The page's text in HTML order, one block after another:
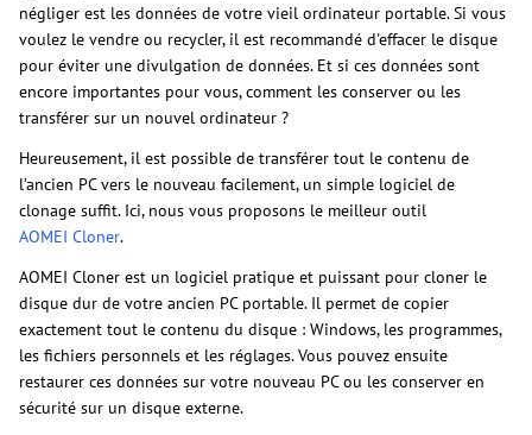
négliger est les données de votre vieil ordinateur portable. Si vous
voulez le vendre ou recycler, il est recommandé d'effacer le disque
pour éviter une divulgation de données. Et si ces données sont
encore importantes pour vous, comment les conserver ou les
transférer sur un nouvel ordinateur ?
Heureusement, il est possible de transférer tout le contenu de
l’ancien PC vers le nouveau facilement, un simple logiciel de
clonage suffit. Ici, nous vous proposons le meilleur outil
AOMEI Cloner.
AOMEI Cloner est un logiciel pratique et puissant pour cloner le
disque dur de votre ancien PC portable. Il permet de copier
exactement tout le contenu du disque : Windows, les programmes,
les fichiers personnels et les réglages. Vous pouvez ensuite
restaurer ces données sur votre nouveau PC ou les conserver en
sécurité sur un disque externe.